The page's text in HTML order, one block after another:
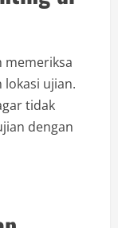
memeriksa
ujian.
tidak
dengan